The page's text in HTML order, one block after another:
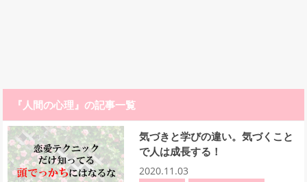
『人間の心理』の記事一覧
気づきと学びの違い。気づくこと
で人は成長する！
2020.11.03